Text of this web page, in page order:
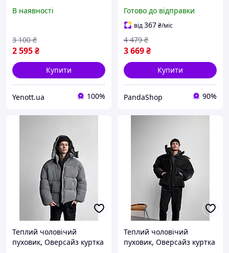
пуховик чоловічий
спині (зимова куртка)
В наявності
2 595₴
3 100 ₴
Купити
Yenott.ua 100%
чоловіча дута Blaid
шоколадний
Готово до відправки
від367₴/міс
3 669₴
4 479 ₴
Купити
PandaShop 90%
Теплий чоловічий
пуховик, Оверсайз куртка
Теплий чоловічий
пуховик, Оверсайз куртка